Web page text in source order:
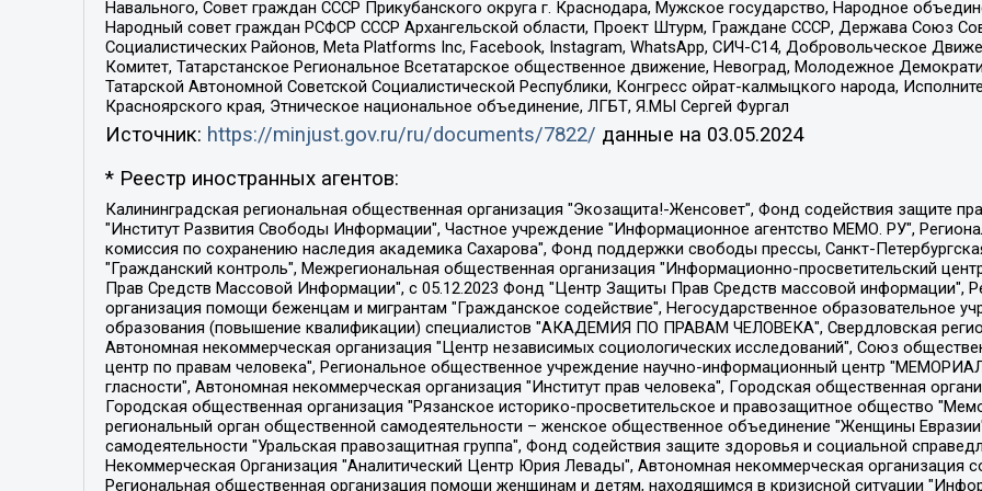
Навального, Совет граждан СССР Прикубанского округа г. Краснодара, Мужское государство, Народное
Народный совет граждан РСФСР СССР Архангельской области, Проект Штурм, Граждане СССР, Держава Союз
Социалистических Районов, Meta Platforms Inc, Facebook, Instagram, WhatsApp, СИЧ-С14, Добровольческое
Комитет, Татарстанское Региональное Всетатарское общественное движение, Невоград, Молодежное
Татарской Автономной Советской Социалистической Республики, Конгресс ойрат-калмыцкого народа,
Красноярского края, Этническое национальное объединение, ЛГБТ, Я.МЫ Сергей Фургал
Источник: https://minjust.gov.ru/ru/documents/7822/ данные на 03.05.2024
* Реестр иностранных агентов:
Калининградская региональная общественная организация "Экозащита!-Женсовет", Фонд содействия защите прав и свобод граждан "Общественный вердикт", Фонд "Институт Развития Свободы Информации", Частное учреждение "Информационное агентство МЕМО. РУ", Региональная общественная организация "Общественная комиссия по сохранению наследия академика Сахарова", Фонд поддержки свободы прессы, Санкт-Петербургская общественная правозащитная организация "Гражданский контроль", Межрегиональная общественная организация "Информационно-просветительский центр "Мемориал", Региональный Фонд "Центр Защиты Прав Средств Массовой Информации", с 05.12.2023 Фонд "Центр Защиты Прав Средств массовой информации", Региональная общественная благотворительная организация помощи беженцам и мигрантам "Гражданское содействие", Негосударственное образовательное учреждение дополнительного профессионального образования (повышение квалификации) специалистов "АКАДЕМИЯ ПО ПРАВАМ ЧЕЛОВЕКА", Свердловская региональная общественная организация "Сутяжник", Автономная некоммерческая организация "Центр независимых социологических исследований", Союз общественных объединений "Российский исследовательский центр по правам человека", Региональное общественное учреждение научно-информационный центр "МЕМОРИАЛ", Некоммерческая организация "Фонд защиты гласности", Автономная некоммерческая организация "Институт прав человека", Городская общественная организация "Екатеринбургское общество "МЕМОРИАЛ", Городская общественная организация "Рязанское историко-просветительское и правозащитное общество "Мемориал" (Рязанский Мемориал), Челябинский региональный орган общественной самодеятельности – женское общественное объединение "Женщины Евразии", Челябинский региональный орган общественной самодеятельности "Уральская правозащитная группа", Фонд содействия защите здоровья и социальной справедливости имени Андрея Рылькова, Автономная Некоммерческая Организация "Аналитический Центр Юрия Левады", Автономная некоммерческая организация социальной поддержки населения "Проект Апрель", Региональная общественная организация помощи женщинам и детям, находящимся в кризисной ситуации "Информационно-методический центр "Анна", Фонд содействия развитию массовых коммуникаций и правовому просвещению "Так-так-Так", Фонд содействия устойчивому развитию "Серебряная тайга", Свердловский региональный общественный фонд социальных проектов "Новое время", "Idel.Реалии", Кавказ.Реалии, Крым.Реалии, Телеканал Настоящее Время, Татаро-башкирская служба Радио Свобода (Azatliq Radiosi), Радио Свободная Европа/Радио Свобода (PCE/PC), "Сибирь.Реалии", "Фактограф", Благотворительный фонд помощи осужденным и их семьям, Автономная некоммерческая организация "Институт глобализации и социальных движений", Фонд "В защиту прав заключенных", Частное учреждение "Центр поддержки и содействия развитию средств массовой информации", Пензенский региональный общественный благотворительный фонд "Гражданский союз", "Север.Реалии", Некоммерческая организация Фонд "Правовая инициатива", Общество с ограниченной ответственностью "Радио Свободная Европа/Радио Свобода", Чешское информационное агентство "MEDIUM-ORIENT", Красноярская региональная общественная организация "Мы против СПИДа", Камалягин Денис Николаевич, Маркелов Сергей Евгеньевич, Пономарев Лев Александрович, Савицкая Людмила Алексеевна, Автономная некоммерческая организация "Центр по работе с проблемой насилия "НАСИЛИЮ.НЕТ", Межрегиональный профессиональный союз работников здравоохранения "Альянс врачей", Юридическое лицо, зарегистрированное в Латвийской Республике, SIA "Medusa Project" (регистрационный номер 40103797863, дата регистрации 10.06.2014), Некоммерческая организация "Фонд по борьбе с коррупцией", Автономная некоммерческая организация "Институт права и публичной политики", Баданин Роман Сергеевич, Гликин Максим Александрович, Железнова Мария Михайловна, Лукьянова Юлия Сергеевна, Маетная Елизавета Витальевна, Маняхин Петр Борисович, Чуракова Ольга Владимировна, Ярош Юлия Петровна, Юридическое лицо "The Insider SIA", зарегистрированное в Риге, Латвийская Республика (дата регистрации 26.06.2015), являющееся администратором доменного имени интернет-издания "The Insider SIA", https://theins.ru, Постернак Алексей Евгеньевич, Рубин Михаил Аркадьевич, Анин Роман Александрович, Юридическое лицо Istories fonds, зарегистрированное в Латвийской Республике (регистрационный номер 50008295751, дата регистрации 24.02.2020), Великовский Дмитрий Александрович, Долинина Ирина Николаевна, Мароховская Алеся Алексеевна, Шлейнов Роман Юрьевич, Шмагун Олеся Валентиновна, Общество с ограниченной ответственностью "Альтаир 2021", Общество с ограниченной ответственностью "Вега 2021", Общество с ограниченной ответственностью "Главный редактор 2021", Общество с ограниченной ответственностью "Ромашки монолит", Важенков Артем Валерьевич, Ивановская областная общественная организация "Центр гендерных исследований", Гурман Юрий Альбертович, Медиапроект "ОВД-Инфо", Егоров Владимир Владимирович, Жилинский Владимир Александрович, Общество с ограниченной ответственностью "ЗП", Иванова София Юрьевна, Карезина Инна Павловна, Кильтау Екатерина Викторовна, Петров Алексей Викторович, Пискунов Сергей Евгеньевич, Смирнов Сергей Сергеевич, Тихонов Михаил Сергеевич, Общество с ограниченной ответственностью "ЖУРНАЛИСТ-ИНОСТРАННЫЙ АГЕНТ", Арапова Галина Юрьевна, Вольтская Татьяна Анатольевна, Американская компания "Mason G.E.S. Anonymous Foundation" (США), являющаяся владельцем интернет-издания https://mnews.world/, Компания "Stichting Bellingcat", зарегистрированная в Нидерландах (дата регистрации 11.07.2018), Захаров Андрей Вячеславович, Клепиковская Екатерина Дмитриевна, Общество с ограниченной ответственностью "МЕМО", Перл Роман Александрович, Симонов Евгений Алексеевич, Соловьева Елена Анатольевна, Сотников Даниил Владимирович, Сурначева Елизавета Дмитриевна, Автономная некоммерческая организация по защите прав человека и информированию населения "Якутия – Наше Мнение", Общество с ограниченной ответственностью "Москоу диджитал медиа", с 26.01.2023 Общество с ограниченной ответственностью "Чайка Белые сады", Ветошкина Валерия Валерьевна, Заговора Максим Александрович, Межрегиональное общественное движение "Российская ЛГБТ - сеть", Оленичев Максим Владимирович, Павлов Иван Юрьевич, Скворцова Елена Сергеевна, Общество с ограниченной ответственностью "Как бы инагент", Кочетков Игорь Викторович, Общество с ограниченной ответственностью "Честные выборы", Еланчик Олег Александрович, Общество с ограниченной ответственностью "Нобелевский призыв", Гималова Регина Эмилевна, Григорьев Андрей Валерьевич, Григорьева Алина Александровна, Ассоциация по содействию защите прав призывников, альтернативнослужащих и военнослужащих "Правозащитная группа